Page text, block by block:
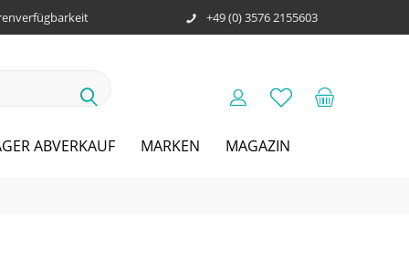
+49 (0) 3576 2155603
ABVERKAUF MARKEN MAGAZIN